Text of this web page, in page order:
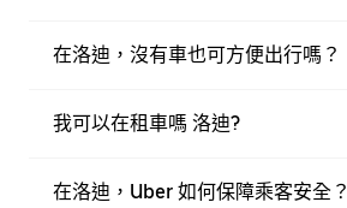
在洛迪，沒有車也可方便出行嗎？
我可以在租車嗎 洛迪?
在洛迪，Uber 如何保障乘客安全？